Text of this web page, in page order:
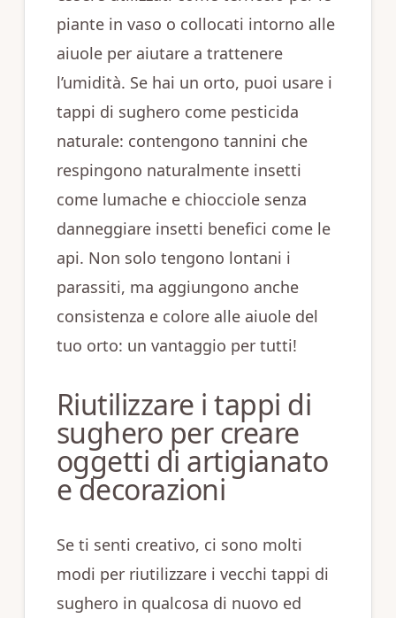
piante in vaso o collocati intorno alle
aiuole per aiutare a trattenere
l’umidità. Se hai un orto, puoi usare i
tappi di sughero come pesticida
naturale: contengono tannini che
respingono naturalmente insetti
come lumache e chiocciole senza
danneggiare insetti benefici come le
api. Non solo tengono lontani i
parassiti, ma aggiungono anche
consistenza e colore alle aiuole del
tuo orto: un vantaggio per tutti!
Riutilizzare i tappi di
sughero per creare
oggetti di artigianato
e decorazioni
Se ti senti creativo, ci sono molti
modi per riutilizzare i vecchi tappi di
sughero in qualcosa di nuovo ed